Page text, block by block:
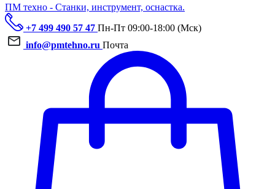
ПМ техно - Станки, инструмент, оснастка.
+7 499 490 57 47 Пн-Пт 09:00-18:00 (Мск)
info@pmtehno.ru Почта